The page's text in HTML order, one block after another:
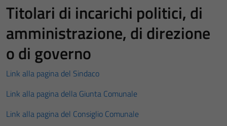
Titolari di incarichi politici, di
amministrazione, di direzione
o di governo
Link alla pagina del Sindaco
Link alla pagina della Giunta Comunale
Link alla pagina del Consiglio Comunale